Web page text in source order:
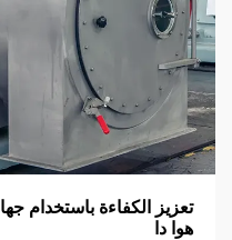
تعزيز الكفاءة باستخدام
هوا دا